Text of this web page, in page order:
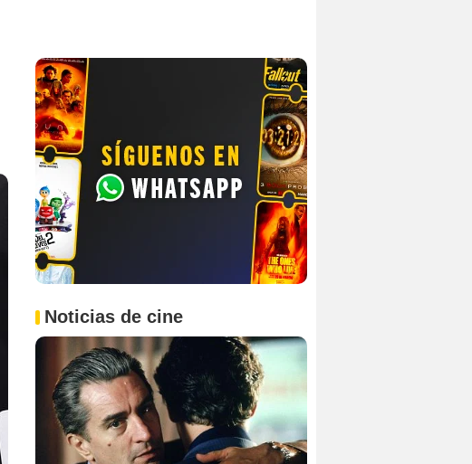
Noticias de cine